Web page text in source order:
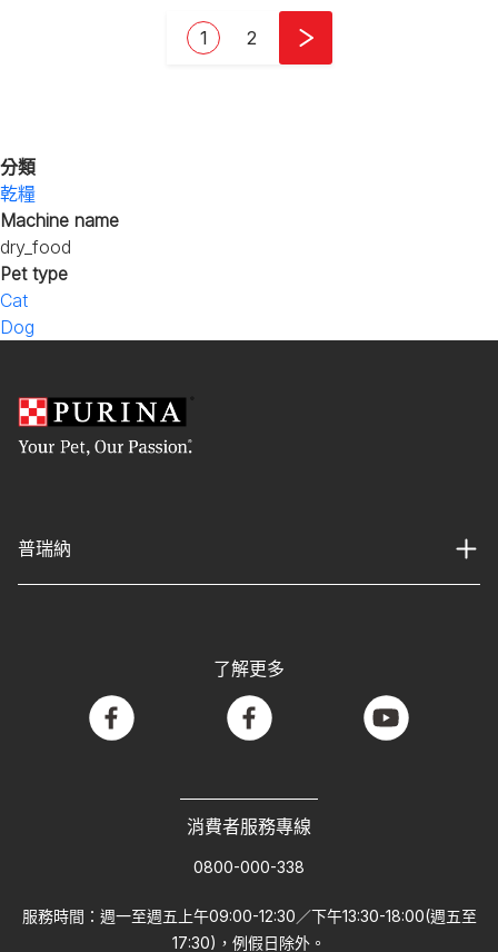
Current page
1 頁面
2
分類
乾糧
Machine name
dry_food
Pet type
Cat
Dog
普瑞納
消費者服務專線
0800-000-338
服務時間：週一至週五上午09:00-12:30／下午13:30-18:00(週五至
17:30)，例假日除外。
了解更多
facebook facebook youtube